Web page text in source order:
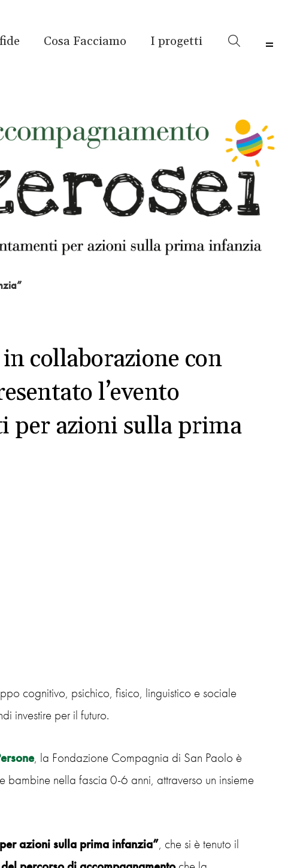
Cosa Facciamo I progetti
collaborazione con
l’evento
per azioni sulla prima
cognitivo, psichico, fisico, linguistico e sociale
investire per il futuro.
, la Fondazione Compagnia di San Paolo è
nella fascia 0-6 anni, attraverso un insieme
azioni sulla prima infanzia”, che si è tenuto il